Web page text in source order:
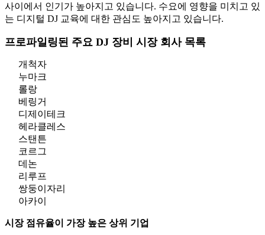
사이에서 인기가 높아지고 있습니다. 수요에 영향을 미치고 있
는 디지털 DJ 교육에 대한 관심도 높아지고 있습니다.
프로파일링된 주요 DJ 장비 시장 회사 목록
개척자
누마크
롤랑
베링거
디제이테크
헤라클레스
스탠튼
코르그
데논
리루프
쌍둥이자리
아카이
시장 점유율이 가장 높은 상위 기업